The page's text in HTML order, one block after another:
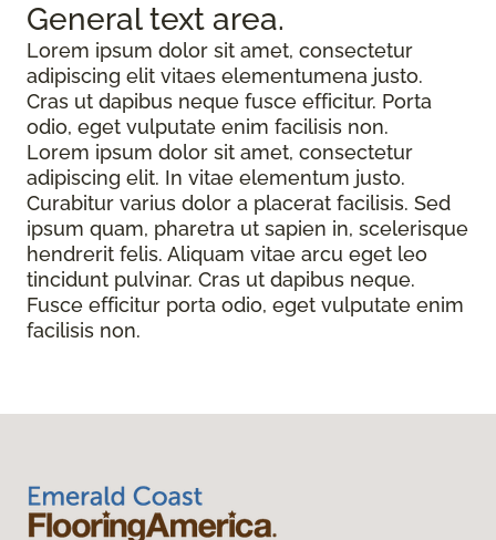
General text area.
Lorem ipsum dolor sit amet, consectetur
adipiscing elit vitaes elementumena justo.
Cras ut dapibus neque fusce efficitur. Porta
odio, eget vulputate enim facilisis non.
Lorem ipsum dolor sit amet, consectetur
adipiscing elit. In vitae elementum justo.
Curabitur varius dolor a placerat facilisis. Sed
ipsum quam, pharetra ut sapien in, scelerisque
hendrerit felis. Aliquam vitae arcu eget leo
tincidunt pulvinar. Cras ut dapibus neque.
Fusce efficitur porta odio, eget vulputate enim
facilisis non.